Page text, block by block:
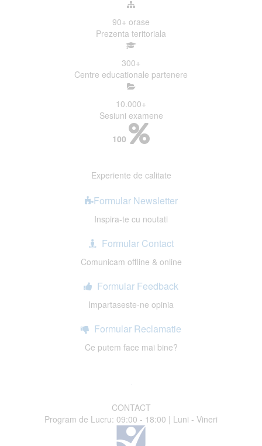
90+ orase
Prezenta teritoriala
300+
Centre educationale partenere
10.000+
Sesiuni examene
100
Experiente de calitate
Formular Newsletter
Inspira-te cu noutati
Formular Contact
Comunicam offline & online
Formular Feedback
Impartaseste-ne opinia
Formular Reclamatie
Ce putem face mai bine?
CONTACT
Program de Lucru: 09:00 - 18:00 | Luni - Vineri